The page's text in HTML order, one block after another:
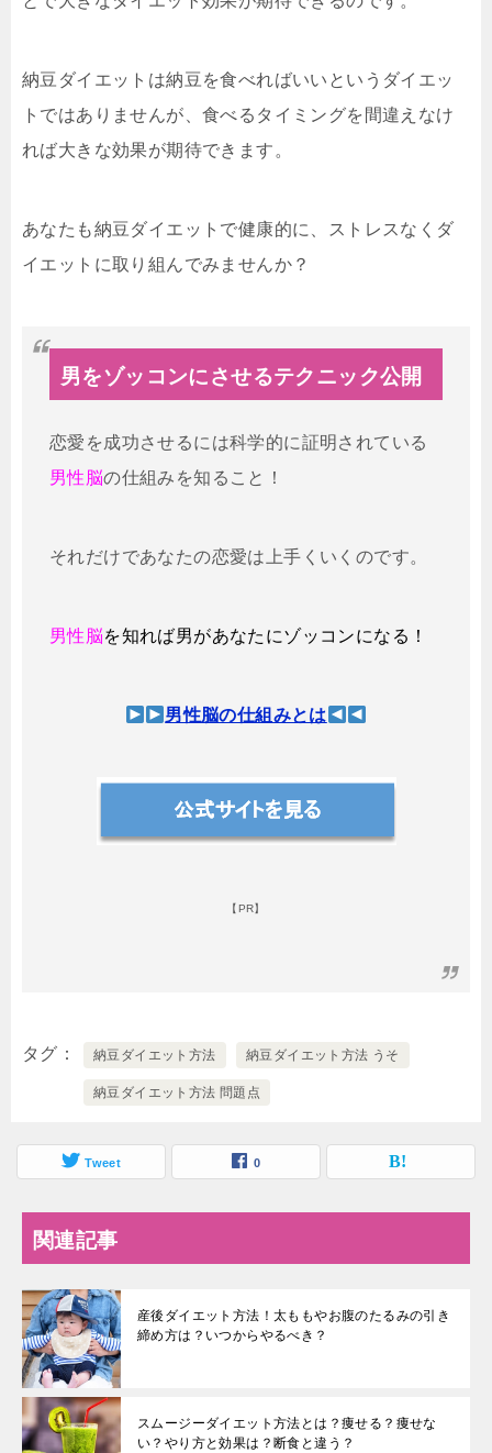
納豆ダイエットは納豆を食べればいいというダイエッ
トではありませんが、食べるタイミングを間違えなけ
れば大きな効果が期待できます。
あなたも納豆ダイエットで健康的に、ストレスなくダ
イエットに取り組んでみませんか？
男をゾッコンにさせるテクニック公開
恋愛を成功させるには科学的に証明されている
男性脳の仕組みを知ること！
それだけであなたの恋愛は上手くいくのです。
男性脳を知れば男があなたにゾッコンになる！
男性脳の仕組みとは
【PR】
タグ 納豆ダイエット方法 納豆ダイエット方法 うそ
納豆ダイエット方法 問題点
Tweet 0
関連記事
産後ダイエット方法！太ももやお腹のたるみの引き
締め方は？いつからやるべき？
スムージーダイエット方法とは？痩せる？痩せな
い？やり方と効果は？断食と違う？